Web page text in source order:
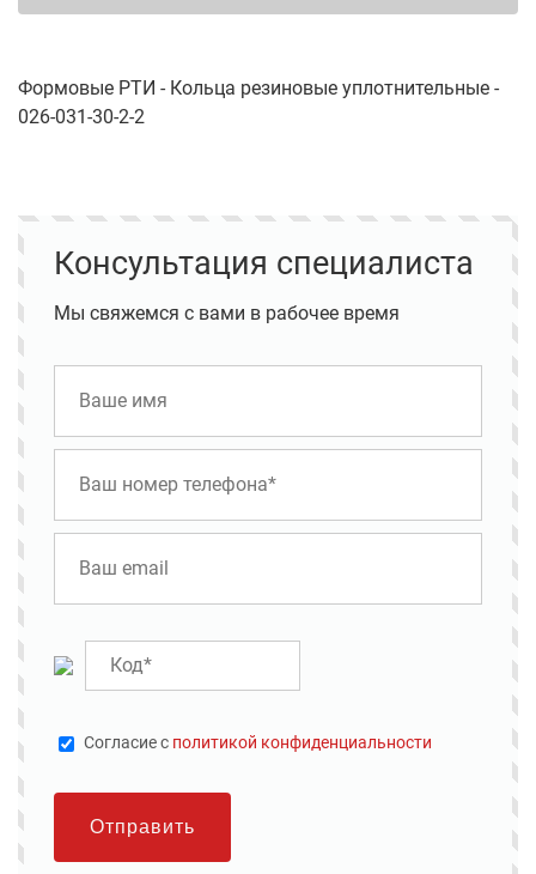
Формовые РТИ - Кольца резиновые уплотнительные -
026-031-30-2-2
Консультация специалиста
Мы свяжемся с вами в рабочее время
Cогласие с политикой конфиденциальности
Отправить